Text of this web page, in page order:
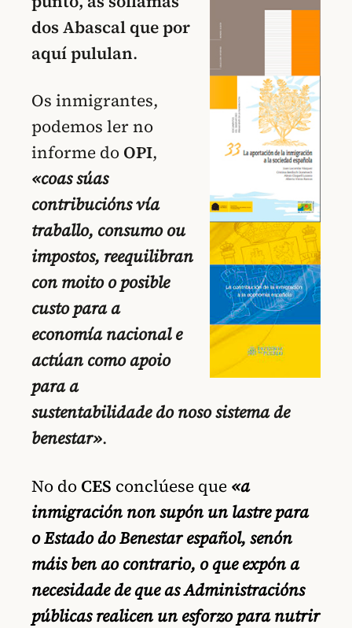
dos Abascal que por
aquí pululan.
Os inmigrantes,
podemos ler no
informe do OPI,
«coas súas
contribucións vía
traballo, consumo ou
impostos, reequilibran
con moito o posible
custo para a
economía nacional e
actúan como apoio
para a
sustentabilidade do noso sistema de
benestar».
No do CES conclúese que «a
inmigración non supón un lastre para
o Estado do Benestar español, senón
máis ben ao contrario, o que expón a
necesidade de que as Administracións
públicas realicen un esforzo para nutrir